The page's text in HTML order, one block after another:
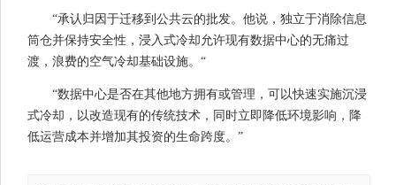
“承认归因于迁移到公共云的批发。他说，独立于消除信息
筒仓并保持安全性，浸入式冷却允许现有数据中心的无痛过
渡，浪费的空气冷却基础设施。“
“数据中心是否在其他地方拥有或管理，可以快速实施沉浸
式冷却，以改造现有的传统技术，同时立即降低环境影响，降
低运营成本并增加其投资的生命跨度。”